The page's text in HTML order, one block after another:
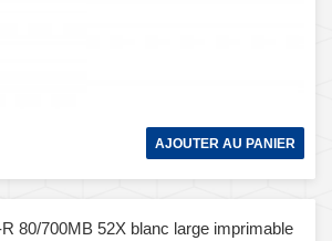
AJOUTER AU PANIER
80/700MB 52X blanc large imprimable